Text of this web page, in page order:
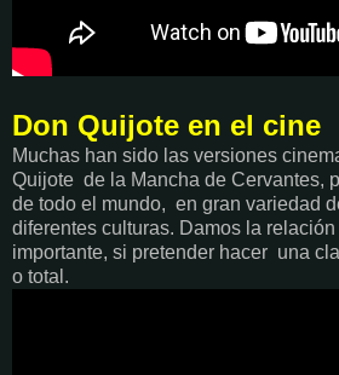
Don Quijote en el cine
Muchas han sido las versiones
Quijote de la Mancha de Cervantes,
de todo el mundo, en gran variedad
diferentes culturas. Damos la
importante, si pretender hacer una
o total.